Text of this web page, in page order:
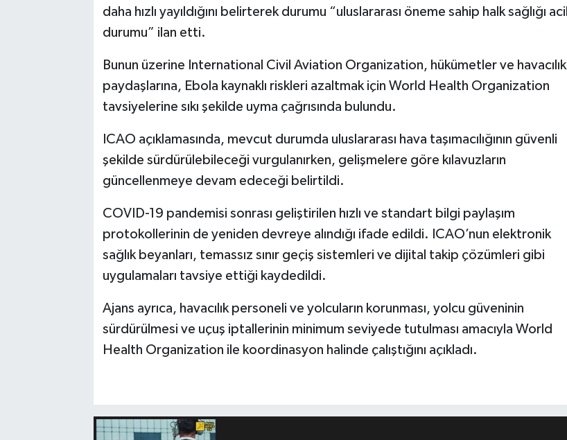
daha hızlı yayıldığını belirterek durumu “uluslararası öneme sahip halk sağlığı acil
durumu” ilan etti.
Bunun üzerine International Civil Aviation Organization, hükümetler ve havacılık
paydaşlarına, Ebola kaynaklı riskleri azaltmak için World Health Organization
tavsiyelerine sıkı şekilde uyma çağrısında bulundu.
ICAO açıklamasında, mevcut durumda uluslararası hava taşımacılığının güvenli
şekilde sürdürülebileceği vurgulanırken, gelişmelere göre kılavuzların
güncellenmeye devam edeceği belirtildi.
COVID-19 pandemisi sonrası geliştirilen hızlı ve standart bilgi paylaşım
protokollerinin de yeniden devreye alındığı ifade edildi. ICAO’nun elektronik
sağlık beyanları, temassız sınır geçiş sistemleri ve dijital takip çözümleri gibi
uygulamaları tavsiye ettiği kaydedildi.
Ajans ayrıca, havacılık personeli ve yolcuların korunması, yolcu güveninin
sürdürülmesi ve uçuş iptallerinin minimum seviyede tutulması amacıyla World
Health Organization ile koordinasyon halinde çalıştığını açıkladı.